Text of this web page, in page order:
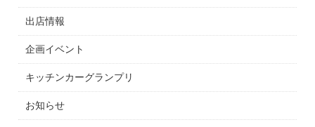
出店情報
企画イベント
キッチンカーグランプリ
お知らせ